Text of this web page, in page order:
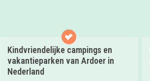
Kindvriendelijke campings en
vakantieparken van Ardoer in
Nederland